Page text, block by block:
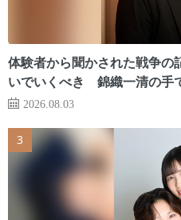
体験者から聞かされた戦争の
いでいくべき 錦織一清の手
2026.08.03